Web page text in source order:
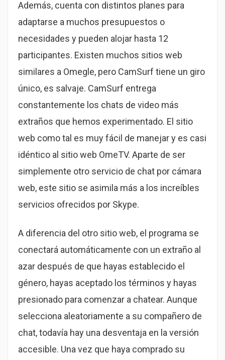
Además, cuenta con distintos planes para
adaptarse a muchos presupuestos o
necesidades y pueden alojar hasta 12
participantes. Existen muchos sitios web
similares a Omegle, pero CamSurf tiene un giro
único, es salvaje. CamSurf entrega
constantemente los chats de video más
extraños que hemos experimentado. El sitio
web como tal es muy fácil de manejar y es casi
idéntico al sitio web OmeTV. Aparte de ser
simplemente otro servicio de chat por cámara
web, este sitio se asimila más a los increíbles
servicios ofrecidos por Skype.
A diferencia del otro sitio web, el programa se
conectará automáticamente con un extraño al
azar después de que hayas establecido el
género, hayas aceptado los términos y hayas
presionado para comenzar a chatear. Aunque
selecciona aleatoriamente a su compañero de
chat, todavía hay una desventaja en la versión
accesible. Una vez que haya comprado su